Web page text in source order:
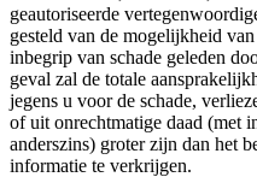
geautoriseerde
gesteld van de mogelijkheid
inbegrip van schade geleden
geval zal de totale
jegens u voor de schade,
of uit onrechtmatige daad (met
anderszins) groter zijn dan het
informatie te verkrijgen.